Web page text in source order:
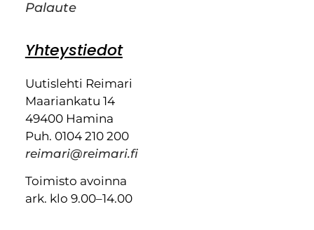
Palaute
Yhteystiedot
Uutislehti Reimari
Maariankatu 14
49400 Hamina
Puh. 0104 210 200
reimari@reimari.fi
Toimisto avoinna
ark. klo 9.00–14.00